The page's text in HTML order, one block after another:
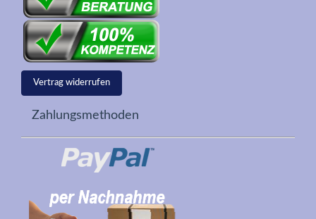
Vertrag widerrufen
Zahlungsmethoden